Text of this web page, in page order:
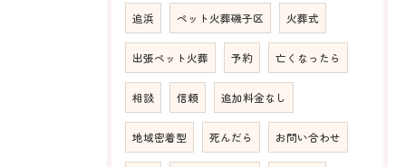
追浜 ペット火葬磯子区 火葬式
出張ペット火葬 予約 亡くなったら
相談 信頼 追加料金なし
地域密着型 死んだら お問い合わせ